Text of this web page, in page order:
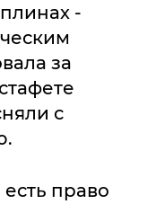
-
за
с
право